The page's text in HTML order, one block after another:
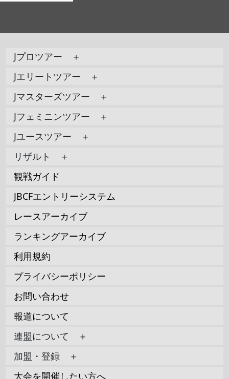
Jプロツアー ＋
Jエリートツアー ＋
Jマスターズツアー ＋
Jフェミニンツアー ＋
Jユースツアー ＋
リザルト ＋
観戦ガイド
JBCFエントリーシステム
レースアーカイブ
ランキングアーカイブ
利用規約
プライバシーポリシー
お問い合わせ
報道について
連盟について ＋
加盟・登録 ＋
大会を開催したい方へ